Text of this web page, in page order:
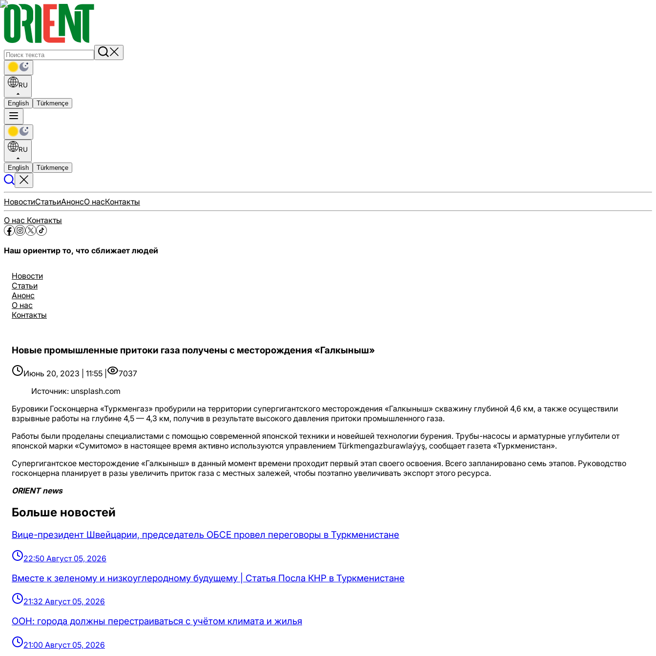
RU
English Türkmençe
RU
English Türkmençe
НовостиСтатьиАнонсО насКонтакты
О нас Контакты
Наш ориентир то, что сближает людей
Новости
Статьи
Анонс
О нас
Контакты
Новые промышленные притоки газа получены с месторождения «Галкыныш»
Июнь 20, 2023 | 11:55 |
7037
Источник: unsplash.com
Буровики Госконцерна «Туркменгаз» пробурили на территории супергигантского месторождения «Галкыныш» скважину глубиной 4,6 км, а также осуществили
взрывные работы на глубине 4,5 — 4,3 км, получив в результате высокого давления притоки промышленного газа.
Работы были проделаны специалистами с помощью современной японской техники и новейшей технологии бурения. Трубы-насосы и арматурные углубители от
японской марки «Сумитомо» в настоящее время активно используются управлением Türkmengazburawlaýyş, сообщает газета «Туркменистан».
Супергигантское месторождение «Галкыныш» в данный момент времени проходит первый этап своего освоения. Всего запланировано семь этапов. Руководство
госконцерна планирует в разы увеличить приток газа с местных залежей, чтобы поэтапно увеличивать экспорт этого ресурса.
ORIENT news
Больше новостей
Вице-президент Швейцарии, председатель ОБСЕ провел переговоры в Туркменистане
22:50 Август 05, 2026
Вместе к зеленому и низкоуглеродному будущему | Статья Посла КНР в Туркменистане
21:32 Август 05, 2026
ООН: города должны перестраиваться с учётом климата и жилья
21:00 Август 05, 2026